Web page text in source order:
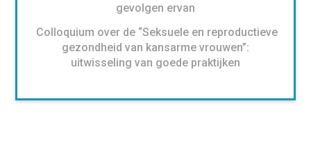
gevolgen ervan
Colloquium over de “Seksuele en reproductieve
gezondheid van kansarme vrouwen”:
uitwisseling van goede praktijken